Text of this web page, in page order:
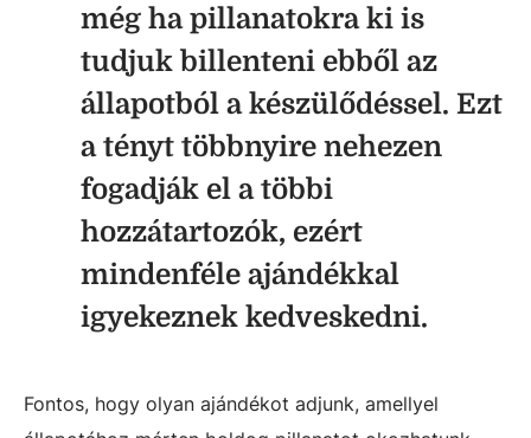
még ha pillanatokra ki is
tudjuk billenteni ebből az
állapotból a készülődéssel. Ezt
a tényt többnyire nehezen
fogadják el a többi
hozzátartozók, ezért
mindenféle ajándékkal
igyekeznek kedveskedni.
Fontos, hogy olyan ajándékot adjunk, amellyel